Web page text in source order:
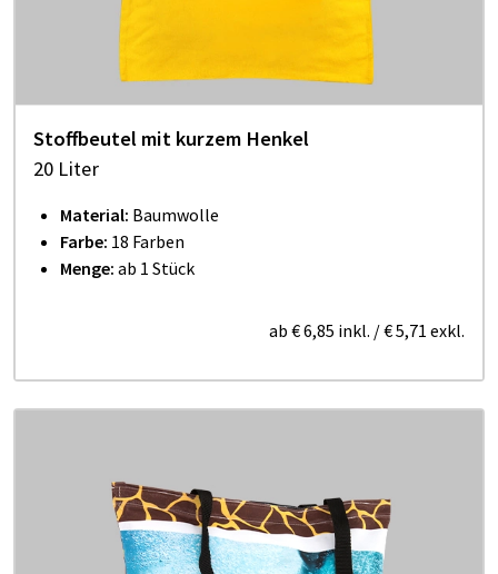
Stoffbeutel mit kurzem Henkel
20 Liter
Material: Baumwolle
Farbe: 18 Farben
Menge: ab 1 Stück
ab € 6,85 inkl. /€ 5,71 exkl.